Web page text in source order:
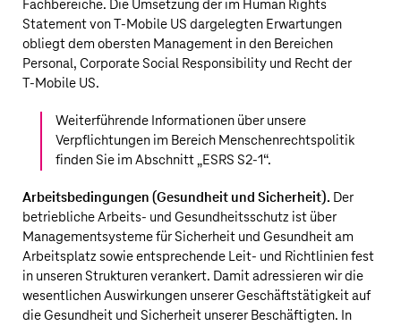
Fachbereiche. Die Umsetzung der im Human Rights
Statement vonT‑Mobile US dargelegten Erwartungen
obliegt dem obersten Management in den Bereichen
Personal, Corporate Social Responsibility und Recht der
T‑Mobile US.
Weiterführende Informationen über unsere
Verpflichtungen im Bereich Menschenrechtspolitik
finden Sie im Abschnitt „ESRS S2‑1“.
Arbeitsbedingungen (Gesundheit und Sicherheit). Der
betriebliche Arbeits- und Gesundheitsschutz ist über
Managementsysteme für Sicherheit und Gesundheit am
Arbeitsplatz sowie entsprechende Leit- und Richtlinien fest
in unseren Strukturen verankert. Damit adressieren wir die
wesentlichen Auswirkungen unserer Geschäftstätigkeit auf
die Gesundheit und Sicherheit unserer Beschäftigten. In